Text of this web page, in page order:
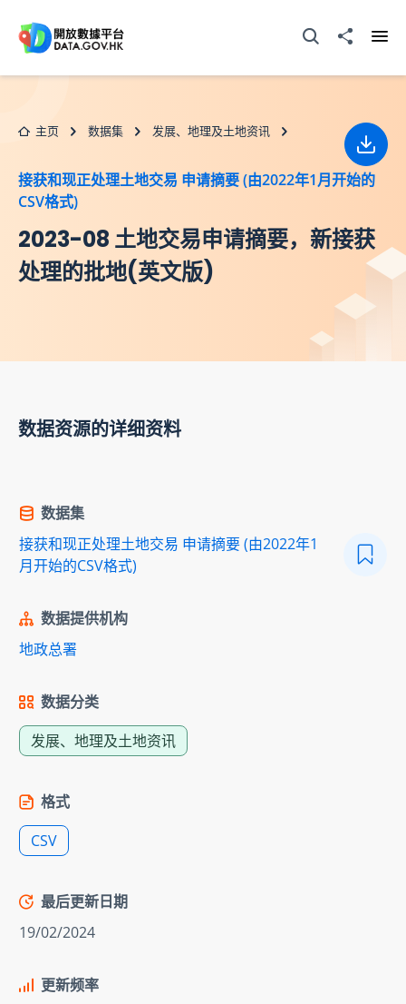
打开搜寻器分享至
主页 数据集 发展、地理及土地资讯
接获和现正处理土地交易 申请摘要 (由2022年1月开始的
CSV格式)
2023-08 土地交易申请摘要，新接获
处理的批地(英文版)
下载
数据资源的详细资料
数据集
接获和现正处理土地交易 申请摘要 (由2022年1
月开始的CSV格式)
数据提供机构
地政总署
数据分类
发展、地理及土地资讯
格式
CSV
最后更新日期
19/02/2024
更新频率